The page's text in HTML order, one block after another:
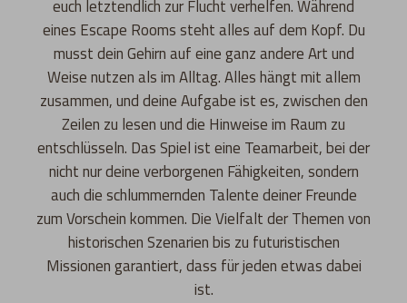
euch letztendlich zur Flucht verhelfen. Während
eines Escape Rooms steht alles auf dem Kopf. Du
musst dein Gehirn auf eine ganz andere Art und
Weise nutzen als im Alltag. Alles hängt mit allem
zusammen, und deine Aufgabe ist es, zwischen den
Zeilen zu lesen und die Hinweise im Raum zu
entschlüsseln. Das Spiel ist eine Teamarbeit, bei der
nicht nur deine verborgenen Fähigkeiten, sondern
auch die schlummernden Talente deiner Freunde
zum Vorschein kommen. Die Vielfalt der Themen von
historischen Szenarien bis zu futuristischen
Missionen garantiert, dass für jeden etwas dabei
ist.